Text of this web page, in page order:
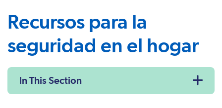
Recursos para la
seguridad en el hogar
In This Section